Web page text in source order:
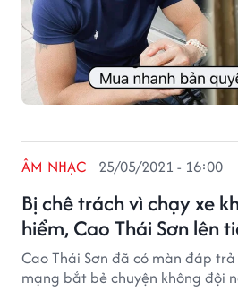
Bị chê trách vì chạy xe
hiểm, Cao Thái Sơn lên
ÂM NHẠC 25/05/2021 - 16:00
Cao Thái Sơn đã có màn đáp
mạng bắt bẻ chuyện không đội